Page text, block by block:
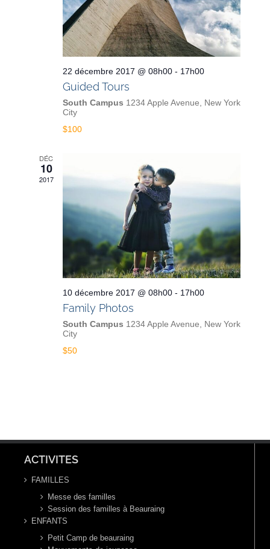
22 décembre 2017 @ 08h00- 17h00
Guided Tours
South Campus 1234 Apple Avenue, New York
City
$100
DÉC
10
2017
10 décembre 2017 @ 08h00- 17h00
Family Photos
South Campus 1234 Apple Avenue, New York
City
$50
ACTIVITES
FAMILLES
Messe des familles
Session des familles à Beauraing
ENFANTS
Petit Camp de beauraing